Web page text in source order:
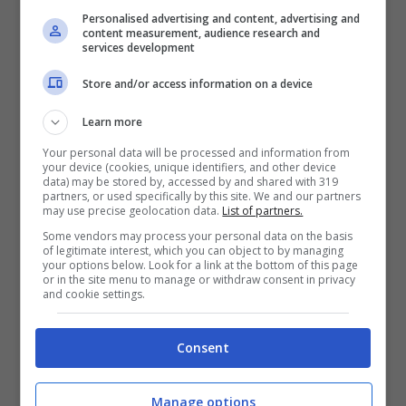
Da qui partono gli autobus che portano a
Capri, a Marina Piccola e ad Anacapri.
A Marina Grande si trova anche la
più grande dell’isola di Capri,
spiaggia pubblica di Marina Grande: si
trova poco distante dal molo, ha una bella
e spaziosa spiaggia, stabilimenti balneari
ed è una delle preferite delle famiglie con
bambini.
Sulla spiaggia di Marina Grande si trovano
Personalised advertising and content, advertising and
content measurement, audience research and
services development
Store and/or access information on a device
Learn more
Your personal data will be processed and information from
your device (cookies, unique identifiers, and other device
data) may be stored by, accessed by and shared with 319
partners, or used specifically by this site. We and our partners
may use precise geolocation data. List of partners.
Some vendors may process your personal data on the basis
of legitimate interest, which you can object to by managing
your options below. Look for a link at the bottom of this page
or in the site menu to manage or withdraw consent in privacy
and cookie settings.
Consent
Manage options